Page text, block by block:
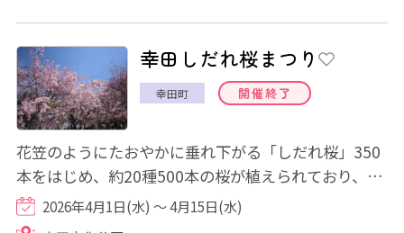
幸田しだれ桜まつり
幸田町 開催終了
花笠のようにたおやかに垂れ下がる「しだれ桜」350
本をはじめ、約20種500本の桜が植えられており、優
美な風景が望めます。
2026年4月1日(水) ～ 4月15日(水)